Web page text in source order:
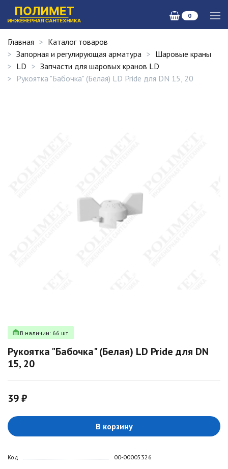
0
Главная
Каталог товаров
Запорная и регулирующая арматура
Шаровые краны
LD
Запчасти для шаровых кранов LD
Рукоятка "Бабочка" (Белая) LD Pride для DN 15, 20
В наличии: 66 шт.
Рукоятка "Бабочка" (Белая) LD Pride для DN
15, 20
39 ₽
В корзину
Код 00-00005326